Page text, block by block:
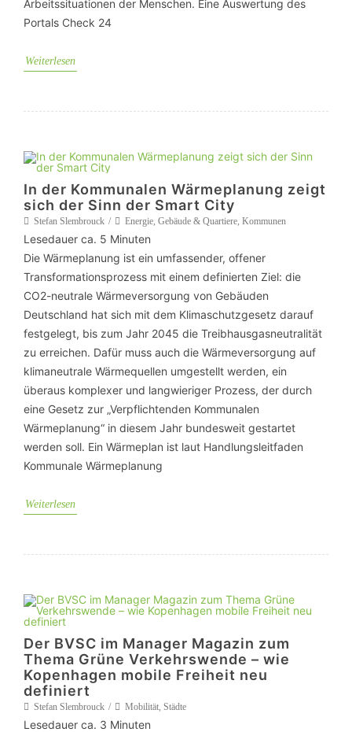
Arbeitssituationen der Menschen. Eine Auswertung des
Portals Check 24
Weiterlesen
In der Kommunalen Wärmeplanung zeigt
sich der Sinn der Smart City
Stefan Slembrouck Energie, Gebäude & Quartiere, Kommunen
Lesedauer ca. 5 Minuten
Die Wärmeplanung ist ein umfassender, offener
Transformationsprozess mit einem definierten Ziel: die
CO2-neutrale Wärmeversorgung von Gebäuden
Deutschland hat sich mit dem Klimaschutzgesetz darauf
festgelegt, bis zum Jahr 2045 die Treibhausgasneutralität
zu erreichen. Dafür muss auch die Wärmeversorgung auf
klimaneutrale Wärmequellen umgestellt werden, ein
überaus komplexer und langwieriger Prozess, der durch
eine Gesetz zur „Verpflichtenden Kommunalen
Wärmeplanung“ in diesem Jahr bundesweit gestartet
werden soll. Ein Wärmeplan ist laut Handlungsleitfaden
Kommunale Wärmeplanung
Weiterlesen
Der BVSC im Manager Magazin zum
Thema Grüne Verkehrswende – wie
Kopenhagen mobile Freiheit neu
definiert
Stefan Slembrouck Mobilität, Städte
Lesedauer ca. 3 Minuten